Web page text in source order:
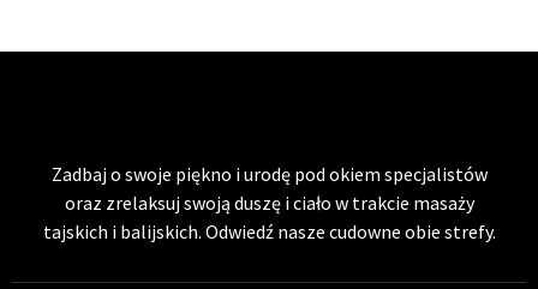
Zadbaj o swoje piękno i urodę pod okiem specjalistów
oraz zrelaksuj swoją duszę i ciało w trakcie masaży
tajskich i balijskich. Odwiedź nasze cudowne obie strefy.